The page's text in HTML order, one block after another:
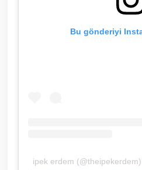
Bu gönderiyi
ipek erdem